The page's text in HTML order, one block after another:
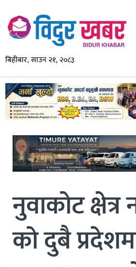
बिहीबार, साउन २१, २०८३
नुवाकोट क्षेत्र
को दुबै